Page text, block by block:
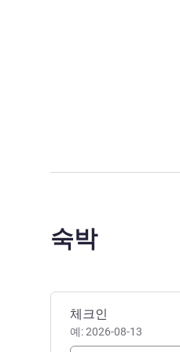
숙박
이 호텔 예약하기
체크인
예: 2026-08-13